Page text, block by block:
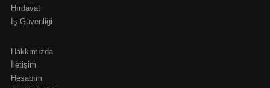
Hırdavat
İş Güvenliği
Hakkımızda
İletişim
Hesabım